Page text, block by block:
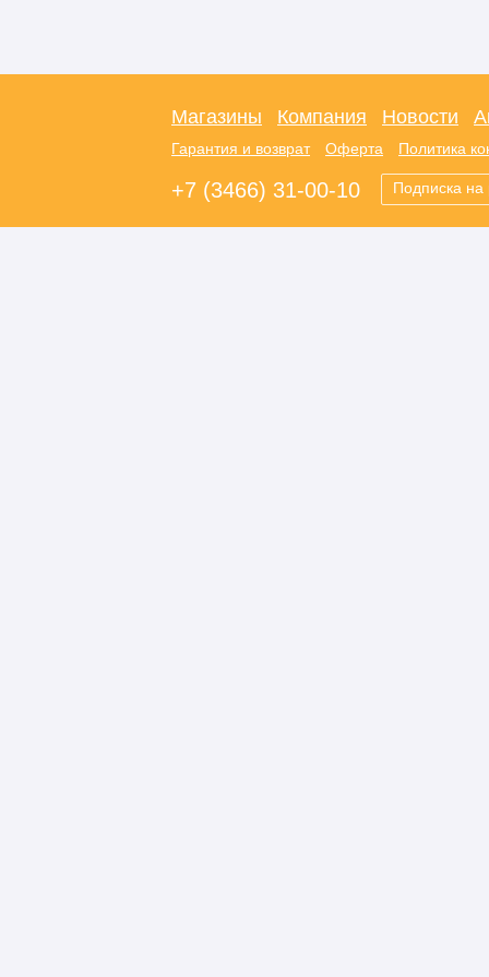
Магазины Компания Новости
Гарантия и возврат Оферта Политика
+7 (3466) 31-00-10 Подписка на